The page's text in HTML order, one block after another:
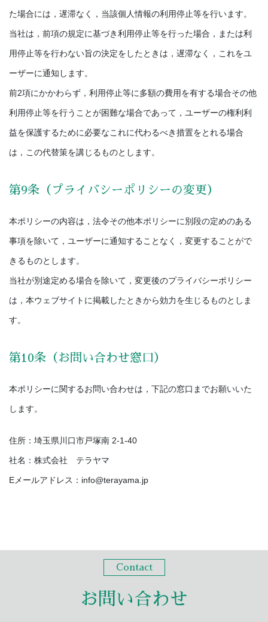
た場合には，遅滞なく，当該個人情報の利用停止等を行います。
当社は，前項の規定に基づき利用停止等を行った場合，または利
用停止等を行わない旨の決定をしたときは，遅滞なく，これをユ
ーザーに通知します。
前2項にかかわらず，利用停止等に多額の費用を有する場合その他
利用停止等を行うことが困難な場合であって，ユーザーの権利利
益を保護するために必要なこれに代わるべき措置をとれる場合
は，この代替策を講じるものとします。
第9条（プライバシーポリシーの変更）
本ポリシーの内容は，法令その他本ポリシーに別段の定めのある
事項を除いて，ユーザーに通知することなく，変更することがで
きるものとします。
当社が別途定める場合を除いて，変更後のプライバシーポリシー
は，本ウェブサイトに掲載したときから効力を生じるものとしま
す。
第10条（お問い合わせ窓口）
本ポリシーに関するお問い合わせは，下記の窓口までお願いいた
します。
住所：埼玉県川口市戸塚南 2-1-40
社名：株式会社 テラヤマ
Eメールアドレス：info@terayama.jp
Contact
お問い合わせ